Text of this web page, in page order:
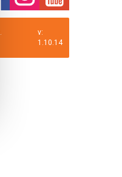
v:
1.10.14